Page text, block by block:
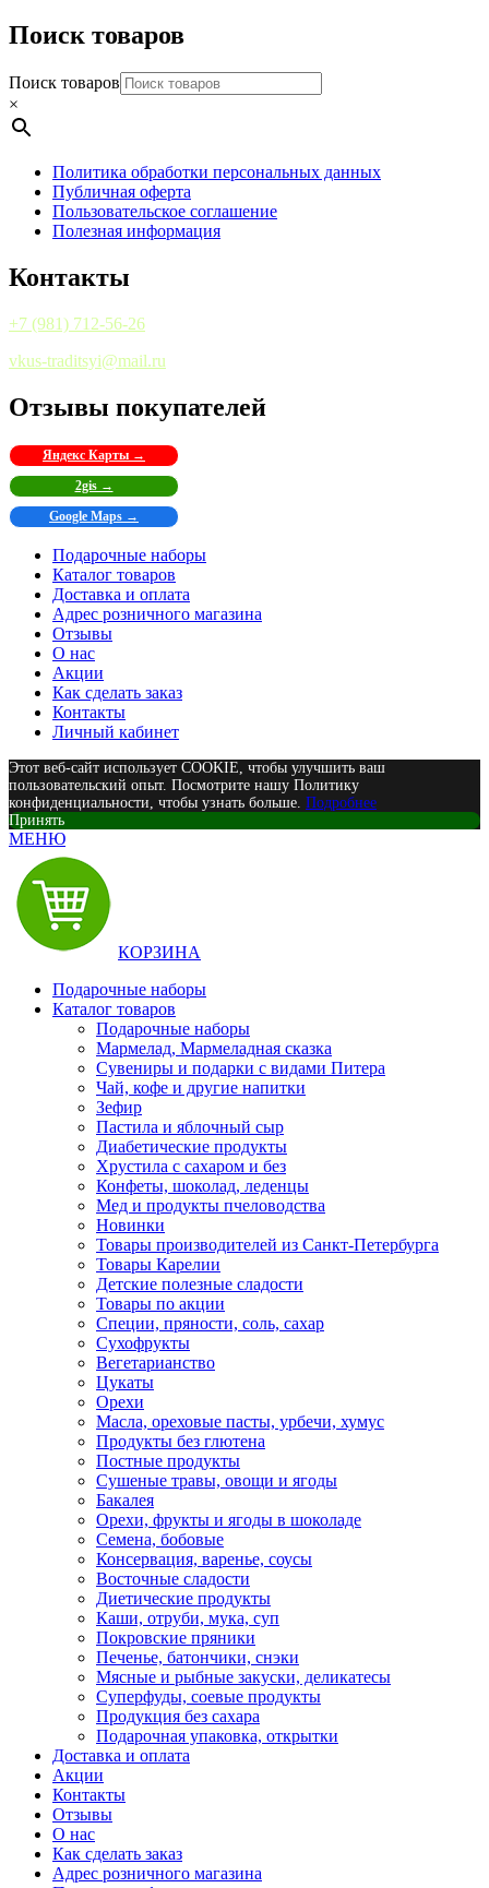
Поиск товаров
Поиск товаров
×
Политика обработки персональных данных
Публичная оферта
Пользовательское соглашение
Полезная информация
Контакты
+7 (981) 712-56-26
vkus-traditsyi@mail.ru
Отзывы покупателей
Яндекс Карты →
2gis →
Google Maps →
Подарочные наборы
Каталог товаров
Доставка и оплата
Адрес розничного магазина
Отзывы
О нас
Акции
Как сделать заказ
Контакты
Личный кабинет
Этот веб-сайт использует COOKIE, чтобы улучшить ваш
пользовательский опыт. Посмотрите нашу Политику
конфиденциальности, чтобы узнать больше. Подробнее
Принять
МЕНЮ
КОРЗИНА
Подарочные наборы
Каталог товаров
Подарочные наборы
Мармелад, Мармеладная сказка
Сувениры и подарки с видами Питера
Чай, кофе и другие напитки
Зефир
Пастила и яблочный сыр
Диабетические продукты
Хрустила с сахаром и без
Конфеты, шоколад, леденцы
Мед и продукты пчеловодства
Новинки
Товары производителей из Санкт-Петербурга
Товары Карелии
Детские полезные сладости
Товары по акции
Специи, пряности, соль, сахар
Сухофрукты
Вегетарианство
Цукаты
Орехи
Масла, ореховые пасты, урбечи, хумус
Продукты без глютена
Постные продукты
Сушеные травы, овощи и ягоды
Бакалея
Орехи, фрукты и ягоды в шоколаде
Семена, бобовые
Консервация, варенье, соусы
Восточные сладости
Диетические продукты
Каши, отруби, мука, суп
Покровские пряники
Печенье, батончики, снэки
Мясные и рыбные закуски, деликатесы
Суперфуды, соевые продукты
Продукция без сахара
Подарочная упаковка, открытки
Доставка и оплата
Акции
Контакты
Отзывы
О нас
Как сделать заказ
Адрес розничного магазина